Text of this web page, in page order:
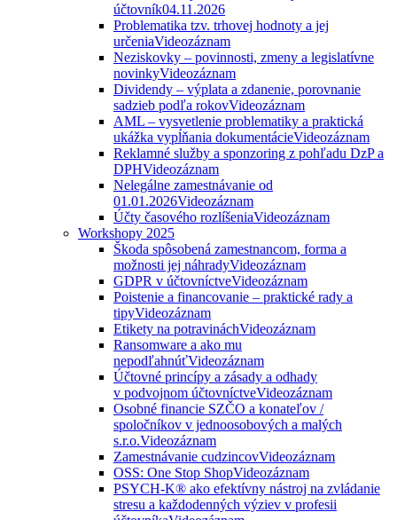
účtovník04.11.2026
Problematika tzv. trhovej hodnoty a jej
určeniaVideozáznam
Neziskovky – povinnosti, zmeny a legislatívne
novinkyVideozáznam
Dividendy – výplata a zdanenie, porovnanie
sadzieb podľa rokovVideozáznam
AML – vysvetlenie problematiky a praktická
ukážka vypĺňania dokumentácieVideozáznam
Reklamné služby a sponzoring z pohľadu DzP a
DPHVideozáznam
Nelegálne zamestnávanie od
01.01.2026Videozáznam
Účty časového rozlíšeniaVideozáznam
Workshopy 2025
Škoda spôsobená zamestnancom, forma a
možnosti jej náhradyVideozáznam
GDPR v účtovníctveVideozáznam
Poistenie a financovanie – praktické rady a
tipyVideozáznam
Etikety na potravináchVideozáznam
Ransomware a ako mu
nepodľahnúťVideozáznam
Účtovné princípy a zásady a odhady
v podvojnom účtovníctveVideozáznam
Osobné financie SZČO a konateľov /
spoločníkov v jednoosobových a malých
s.r.o.Videozáznam
Zamestnávanie cudzincovVideozáznam
OSS: One Stop ShopVideozáznam
PSYCH-K® ako efektívny nástroj na zvládanie
stresu a každodenných výziev v profesii